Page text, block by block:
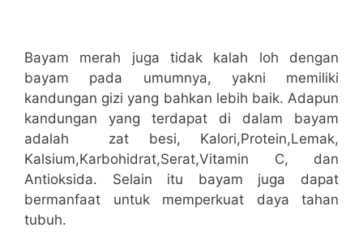
Bayam merah juga tidak kalah loh dengan
bayam pada umumnya, yakni memiliki
kandungan gizi yang bahkan lebih baik. Adapun
kandungan yang terdapat di dalam bayam
adalah zat besi, Kalori,Protein,Lemak,
Kalsium,Karbohidrat,Serat,Vitamin C, dan
Antioksida. Selain itu bayam juga dapat
bermanfaat untuk memperkuat daya tahan
tubuh.